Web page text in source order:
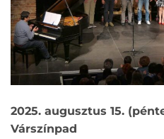
2025. augusztus 15.
Várszínpad